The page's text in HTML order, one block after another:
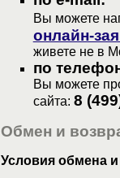
Вы можете
онлайн-
живете не в
по
Вы можете
сайта: 8
Обмен и
Условия обмена и